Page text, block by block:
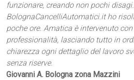
funzionare, creando non pochi
BolognaCancelliAutomatici.it ho
poche ore. Amatica è intervenuto
professionalità, lasciando tutto in
chiarezza ogni dettaglio del lavoro
senza riserve.
Giovanni A. Bologna zona Mazzini